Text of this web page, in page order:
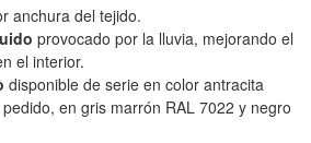
anchura del tejido.
provocado por la lluvia, mejorando el
el interior.
disponible de serie en color antracita
en gris marrón RAL 7022 y negro